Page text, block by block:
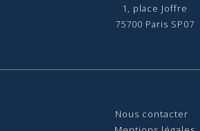
1, place Joffre
75700 Paris SP07
Nous contacter